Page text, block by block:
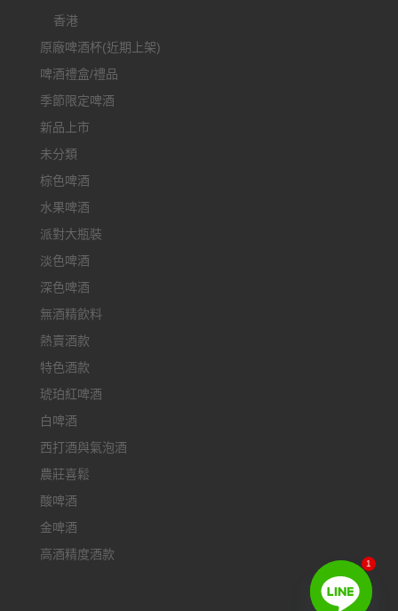
香港
原廠啤酒杯(近期上架)
啤酒禮盒/禮品
季節限定啤酒
新品上市
未分類
棕色啤酒
水果啤酒
派對大瓶裝
淡色啤酒
深色啤酒
無酒精飲料
熱賣酒款
特色酒款
琥珀紅啤酒
白啤酒
西打酒與氣泡酒
農莊喜鬆
酸啤酒
金啤酒
高酒精度酒款
1